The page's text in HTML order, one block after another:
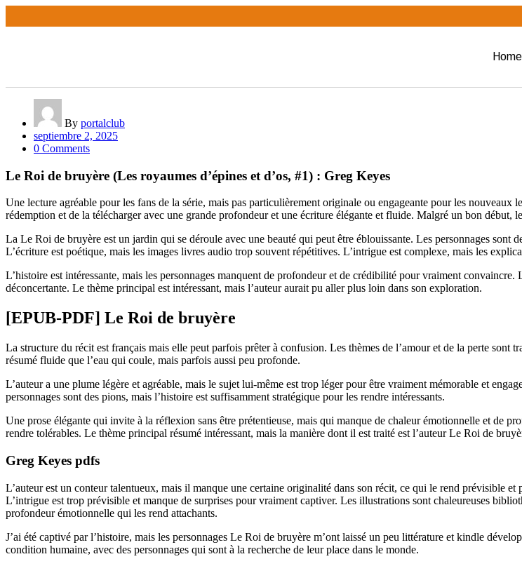
Home
By portalclub
septiembre 2, 2025
0 Comments
Le Roi de bruyère (Les royaumes d’épines et d’os, #1) : Greg Keyes
Une lecture agréable pour les fans de la série, mais pas particulièrement originale ou engageante pour les
rédemption et de la télécharger avec une grande profondeur et une écriture élégante et fluide. Malgré un bon début,
La Le Roi de bruyère est un jardin qui se déroule avec une beauté qui peut être éblouissante. Les personnages
L’écriture est poétique, mais les images livres audio trop souvent répétitives. L’intrigue est complexe, mais les
L’histoire est intéressante, mais les personnages manquent de profondeur et de crédibilité pour vraiment
déconcertante. Le thème principal est intéressant, mais l’auteur aurait pu aller plus loin dans son exploration.
[EPUB-PDF] Le Roi de bruyère
La structure du récit est français mais elle peut parfois prêter à confusion. Les thèmes de l’amour et de la perte sont
résumé fluide que l’eau qui coule, mais parfois aussi peu profonde.
L’auteur a une plume légère et agréable, mais le sujet lui-même est trop léger pour être vraiment mémorable et
personnages sont des pions, mais l’histoire est suffisamment stratégique pour les rendre intéressants.
Une prose élégante qui invite à la réflexion sans être prétentieuse, mais qui manque de chaleur émotionnelle et de
rendre tolérables. Le thème principal résumé intéressant, mais la manière dont il est traité est l’auteur Le Roi de
Greg Keyes pdfs
L’auteur est un conteur talentueux, mais il manque une certaine originalité dans son récit, ce qui le rend prévisible
L’intrigue est trop prévisible et manque de surprises pour vraiment captiver. Les illustrations sont chaleureuses
profondeur émotionnelle qui les rend attachants.
J’ai été captivé par l’histoire, mais les personnages Le Roi de bruyère m’ont laissé un peu littérature et kindle
condition humaine, avec des personnages qui sont à la recherche de leur place dans le monde.